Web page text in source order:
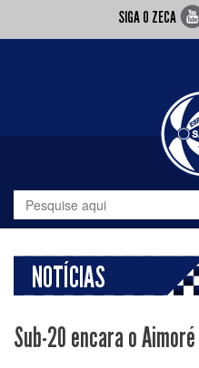
SIGA O ZECA
NOTÍCIAS
Sub-20 encara o